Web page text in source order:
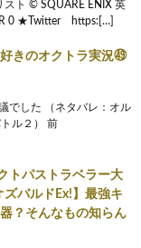
ト © SQUARE ENIX 英
0 ★Twitter https:[…]
きのオクトラ実況㊾
でした （ネタバレ：オル
ル２） 前
トパストラベラー大
バルドEx!】最強キ
？そんなもの知らん